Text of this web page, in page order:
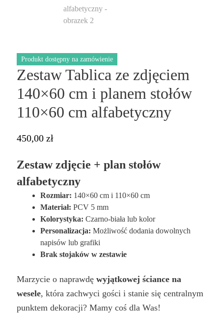
Zestaw Tablica ze zdjęciem
140×60 cm i planem stołów
110×60 cm alfabetyczny
450,00 zł
Zestaw zdjęcie + plan stołów
alfabetyczny
Rozmiar: 140×60 cm i 110×60 cm
Materiał: PCV 5 mm
Kolorystyka: Czarno-biała lub kolor
Personalizacja: Możliwość dodania dowolnych
napisów lub grafiki
Brak stojaków w zestawie
Marzycie o naprawdę wyjątkowej ściance na
wesele, która zachwyci gości i stanie się centralnym
punktem dekoracji? Mamy coś dla Was!
Produkt dostępny na zamówienie